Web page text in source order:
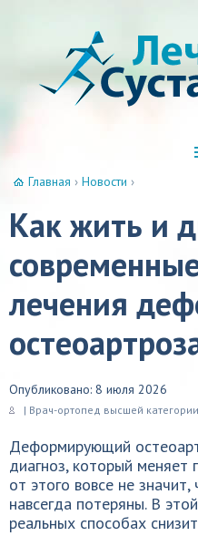
Главная › Новости ›
Как жить и
лечения
Опубликовано: 8 июля 2026
| Врач-ортопед высшей категории
Деформирующий
диагноз, который меняет
от этого вовсе не
навсегда потеряны. В
реальных способах